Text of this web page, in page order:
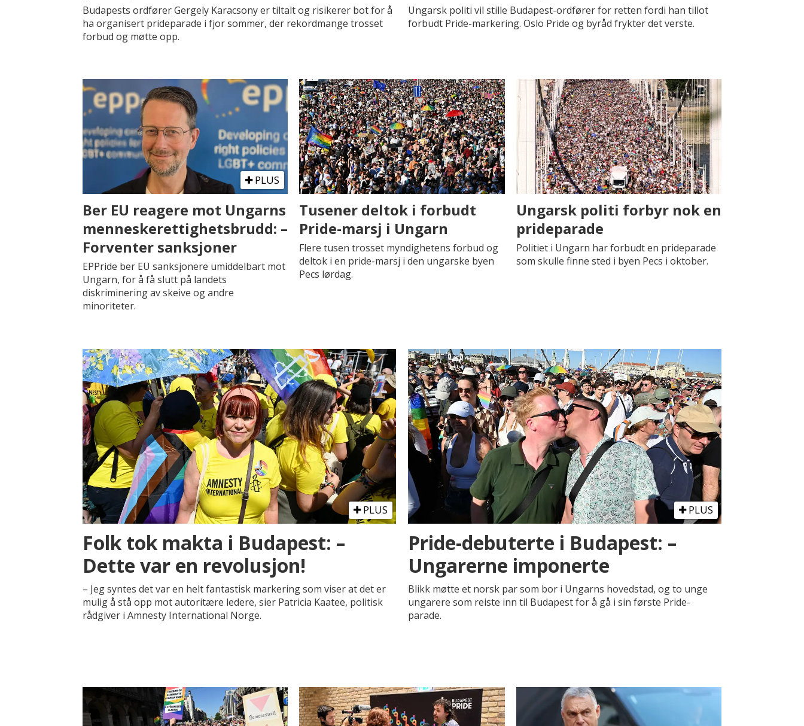
Budapests ordfører Gergely Karacsony er tiltalt og risikerer bot for å
ha organisert prideparade i fjor sommer, der rekordmange trosset
forbud og møtte opp.
Ungarsk politi vil stille Budapest-ordfører for retten fordi han tillot
forbudt Pride-markering. Oslo Pride og byråd frykter det verste.
PLUS
Ber EU reagere mot Ungarns
menneskerettighetsbrudd: –
Forventer sanksjoner
EPPride ber EU sanksjonere umiddelbart mot
Ungarn, for å få slutt på landets
diskriminering av skeive og andre
minoriteter.
Tusener deltok i forbudt
Pride-marsj i Ungarn
Flere tusen trosset myndighetens forbud og
deltok i en pride-marsj i den ungarske byen
Pecs lørdag.
Ungarsk politi forbyr nok en
prideparade
Politiet i Ungarn har forbudt en prideparade
som skulle finne sted i byen Pecs i oktober.
PLUS
Folk tok makta i Budapest: –
Dette var en revolusjon!
– Jeg syntes det var en helt fantastisk markering som viser at det er
mulig å stå opp mot autoritære ledere, sier Patricia Kaatee, politisk
rådgiver i Amnesty International Norge.
PLUS
Pride-debuterte i Budapest: –
Ungarerne imponerte
Blikk møtte et norsk par som bor i Ungarns hovedstad, og to unge
ungarere som reiste inn til Budapest for å gå i sin første Pride-
parade.